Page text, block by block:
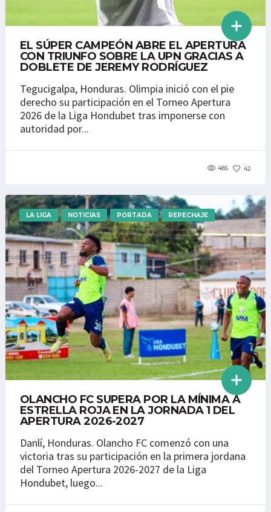
EL SÚPER CAMPEÓN ABRE EL APERTURA
CON TRIUNFO SOBRE LA UPN GRACIAS A
DOBLETE DE JEREMY RODRÍGUEZ
Tegucigalpa, Honduras. Olimpia inició con el pie
derecho su participación en el Torneo Apertura
2026 de la Liga Hondubet tras imponerse con
autoridad por...
485 42
LA LIGA NOTICIAS PORTADA REPECHAJE
OLANCHO FC SUPERA POR LA MÍNIMA A
ESTRELLA ROJA EN LA JORNADA 1 DEL
APERTURA 2026-2027
Danlí, Honduras. Olancho FC comenzó con una
victoria tras su participación en la primera jordana
del Torneo Apertura 2026-2027 de la Liga
Hondubet, luego...